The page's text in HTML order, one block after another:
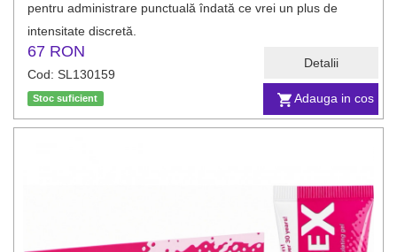
Adauga in cos
Detalii
pentru administrare punctuală îndată ce vrei un plus de
intensitate discretă.
67 RON
Cod: SL130159
Stoc suficient